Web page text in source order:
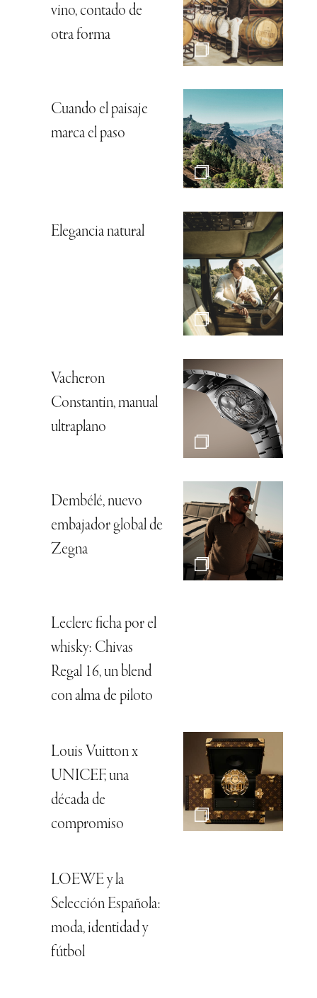
vino, contado de
otra forma
Cuando el paisaje
marca el paso
Elegancia natural
Vacheron
Constantin, manual
ultraplano
Dembélé, nuevo
embajador global de
Zegna
Leclerc ficha por el
whisky: Chivas
Regal 16, un blend
con alma de piloto
Louis Vuitton x
UNICEF, una
década de
compromiso
LOEWE y la
Selección Española:
moda, identidad y
fútbol